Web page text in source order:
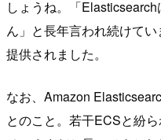
しょうね。「
ん」と長年言われ続けて
提供されました。
なお、Amazon
とのこと。若干ECSと紛